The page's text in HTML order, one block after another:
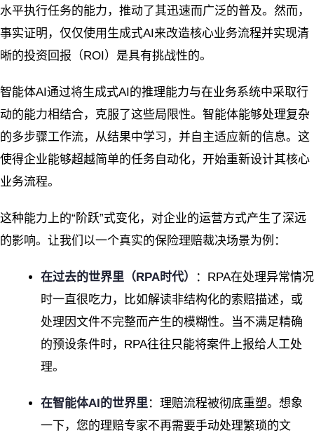
水平执行任务的能力，推动了其迅速而广泛的普及。然而，
事实证明，仅仅使用生成式AI来改造核心业务流程并实现清
晰的投资回报（ROI）是具有挑战性的。
智能体AI通过将生成式AI的推理能力与在业务系统中采取行
动的能力相结合，克服了这些局限性。智能体能够处理复杂
的多步骤工作流，从结果中学习，并自主适应新的信息。这
使得企业能够超越简单的任务自动化，开始重新设计其核心
业务流程。
这种能力上的“阶跃”式变化，对企业的运营方式产生了深远
的影响。让我们以一个真实的保险理赔裁决场景为例：
在过去的世界里（RPA时代）
：RPA在处理异常情况
时一直很吃力，比如解读非结构化的索赔描述，或
处理因文件不完整而产生的模糊性。当不满足精确
的预设条件时，RPA往往只能将案件上报给人工处
理。
在智能体AI的世界里 ：理赔流程被彻底重塑。想象
一下，您的理赔专家不再需要手动处理繁琐的文